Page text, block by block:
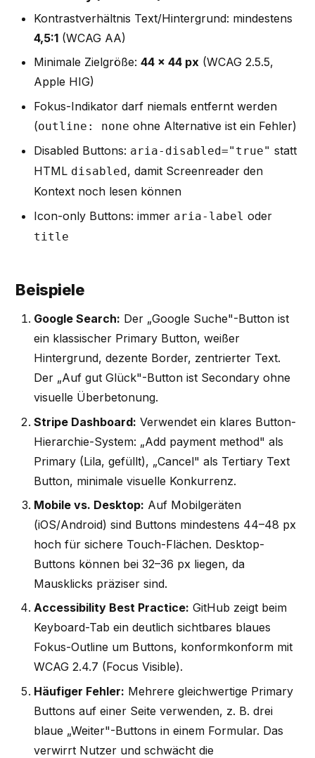
Kontrastverhältnis Text/Hintergrund: mindestens
4,5:1(WCAG AA)
Minimale Zielgröße: 44 × 44 px(WCAG 2.5.5,
Apple HIG)
Fokus-Indikator darf niemals entfernt werden
(outline: none ohne Alternative ist ein Fehler)
Disabled Buttons: aria-disabled="true" statt
HTML disabled , damit Screenreader den
Kontext noch lesen können
Icon-only Buttons: immer aria-label oder
title
Beispiele
Google Search: Der „Google Suche"-Button ist
ein klassischer Primary Button, weißer
Hintergrund, dezente Border, zentrierter Text.
Der „Auf gut Glück"-Button ist Secondary ohne
visuelle Überbetonung.
Stripe Dashboard: Verwendet ein klares Button-
Hierarchie-System: „Add payment method" als
Primary (Lila, gefüllt), „Cancel" als Tertiary Text
Button, minimale visuelle Konkurrenz.
Mobile vs. Desktop: Auf Mobilgeräten
(iOS/Android) sind Buttons mindestens 44–48 px
hoch für sichere Touch-Flächen. Desktop-
Buttons können bei 32–36 px liegen, da
Mausklicks präziser sind.
Accessibility Best Practice: GitHub zeigt beim
Keyboard-Tab ein deutlich sichtbares blaues
Fokus-Outline um Buttons, konformkonform mit
WCAG 2.4.7 (Focus Visible).
Häufiger Fehler: Mehrere gleichwertige Primary
Buttons auf einer Seite verwenden, z. B. drei
blaue „Weiter"-Buttons in einem Formular. Das
verwirrt Nutzer und schwächt die